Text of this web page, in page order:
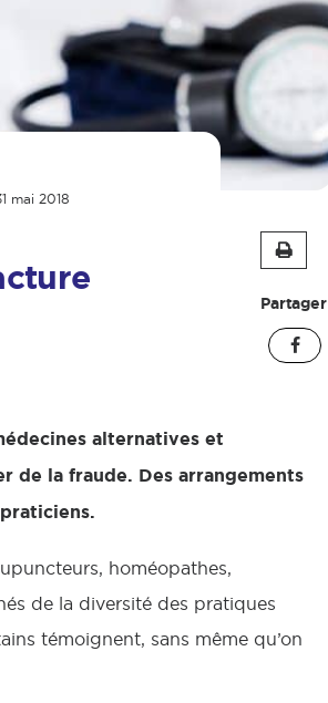
mai 2018
Partager
alternatives et
la fraude. Des arrangements
homéopathes,
de la diversité des pratiques
témoignent, sans même qu’on